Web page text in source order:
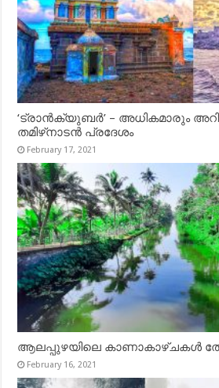
‘ട്രാൻക്യുബർ’ – അധികമാരും
തമിഴ്‌നാടൻ പ്രദേശം
February 17, 2021
ആലപ്പുഴയിലെ കാണാകാഴ്ചകൾ
February 16, 2021